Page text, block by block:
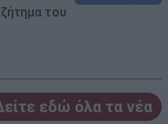
του
εδώ όλα τα νέα